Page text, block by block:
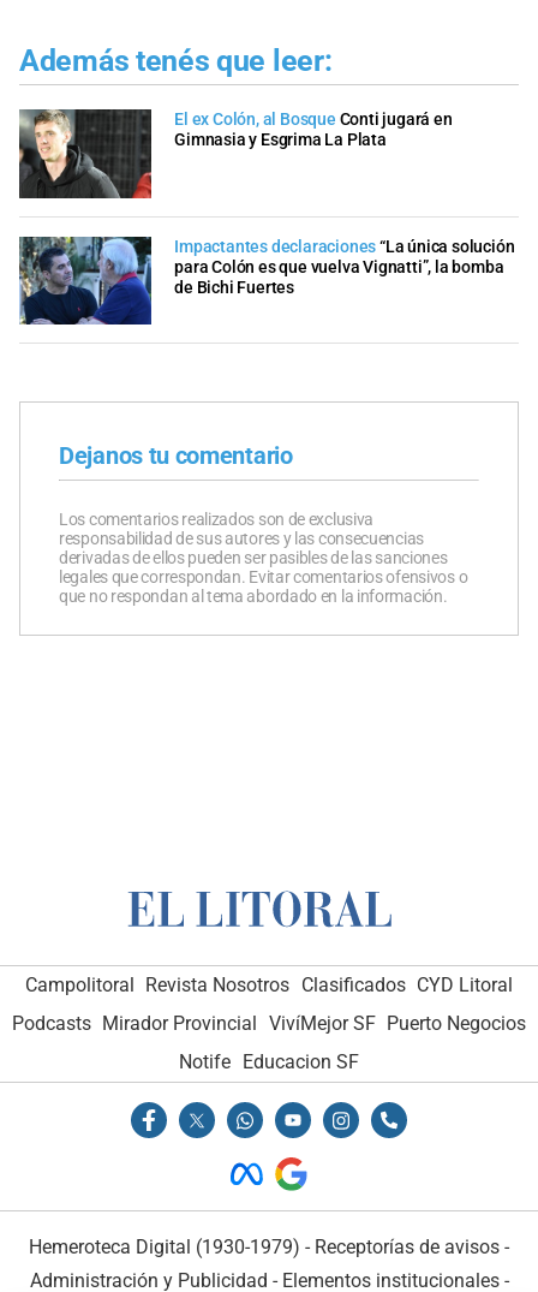
Además tenés que leer:
El ex Colón, al Bosque Conti jugará en
Gimnasia y Esgrima La Plata
Impactantes declaraciones“La única solución
para Colón es que vuelva Vignatti”, la bomba
de Bichi Fuertes
Dejanos tu comentario
Los comentarios realizados son de exclusiva
responsabilidad de sus autores y las consecuencias
derivadas de ellos pueden ser pasibles de las sanciones
legales que correspondan. Evitar comentarios ofensivos o
que no respondan al tema abordado en la información.
Campolitoral Revista Nosotros Clasificados CYD Litoral
Podcasts Mirador Provincial VivíMejor SF Puerto Negocios
Notife Educacion SF
Hemeroteca Digital (1930-1979) - Receptorías de avisos -
Administración y Publicidad - Elementos institucionales-